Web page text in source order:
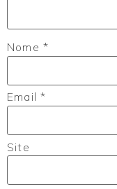
Nome *
Email*
Site